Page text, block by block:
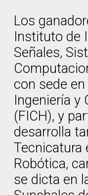
Los
Instituto de
Señales,
con sede
Ingeniería y
(FICH), y
desarrolla
Tecnicatura
Robótica,
se dicta en